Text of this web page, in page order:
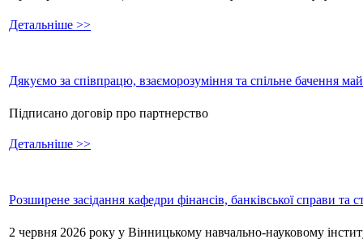
Детальніше >>
Дякуємо за співпрацю, взаєморозуміння та спільне бачення
Підписано договір про партнерство
Детальніше >>
Розширене засідання кафедри фінансів, банківської справи та
2 червня 2026 року у Вінницькому навчально-науковому